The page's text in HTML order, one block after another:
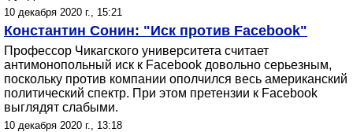
10 декабря 2020 г., 15:21
Константин Сонин: "Иск против Facebook"
Профессор Чикагского университета считает
антимонопольный иск к Facebook довольно серьезным,
поскольку против компании ополчился весь американский
политический спектр. При этом претензии к Facebook
выглядят слабыми.
10 декабря 2020 г., 13:18